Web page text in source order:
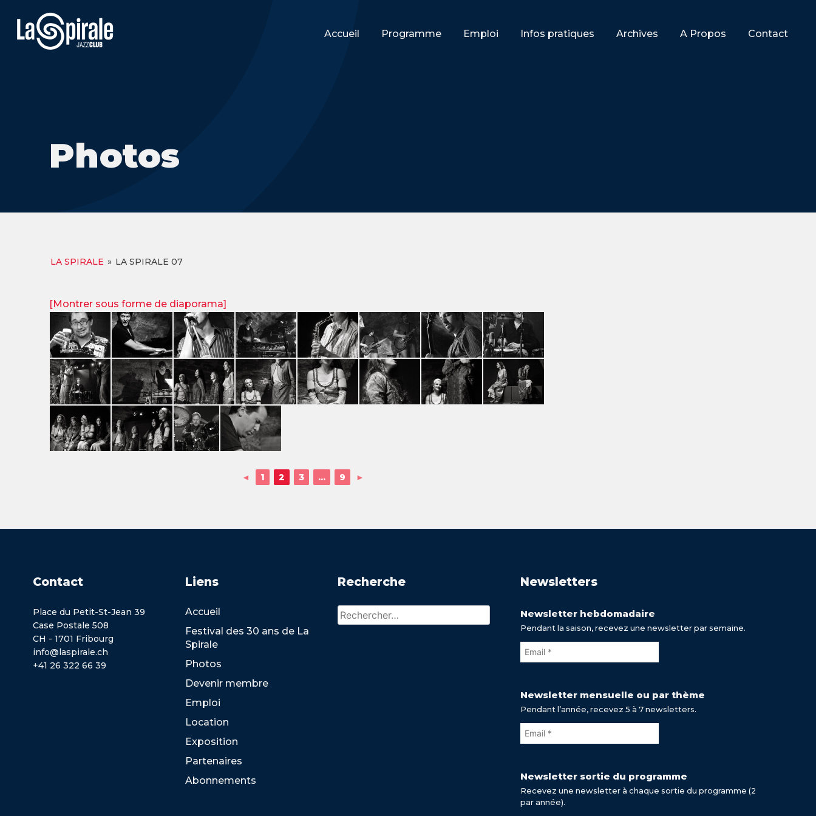
Accueil Programme Emploi Infos pratiques Archives A Propos Contact
Photos
LA SPIRALE » LA SPIRALE 07
[Montrer sous forme de diaporama]
◄ 1 2 3 ... 9 ►
Contact
Place du Petit-St-Jean 39
Case Postale 508
CH - 1701 Fribourg
info@laspirale.ch
+41 26 322 66 39
Liens
Accueil
Festival des 30 ans de La
Spirale
Photos
Devenir membre
Emploi
Location
Exposition
Partenaires
Abonnements
Recherche
Rechercher :
Newsletters
Newsletter hebdomadaire
Pendant la saison, recevez une newsletter par semaine.
Newsletter mensuelle ou par thème
Pendant l’année, recevez 5 à 7 newsletters.
Newsletter sortie du programme
Recevez une newsletter à chaque sortie du programme (2
par année).